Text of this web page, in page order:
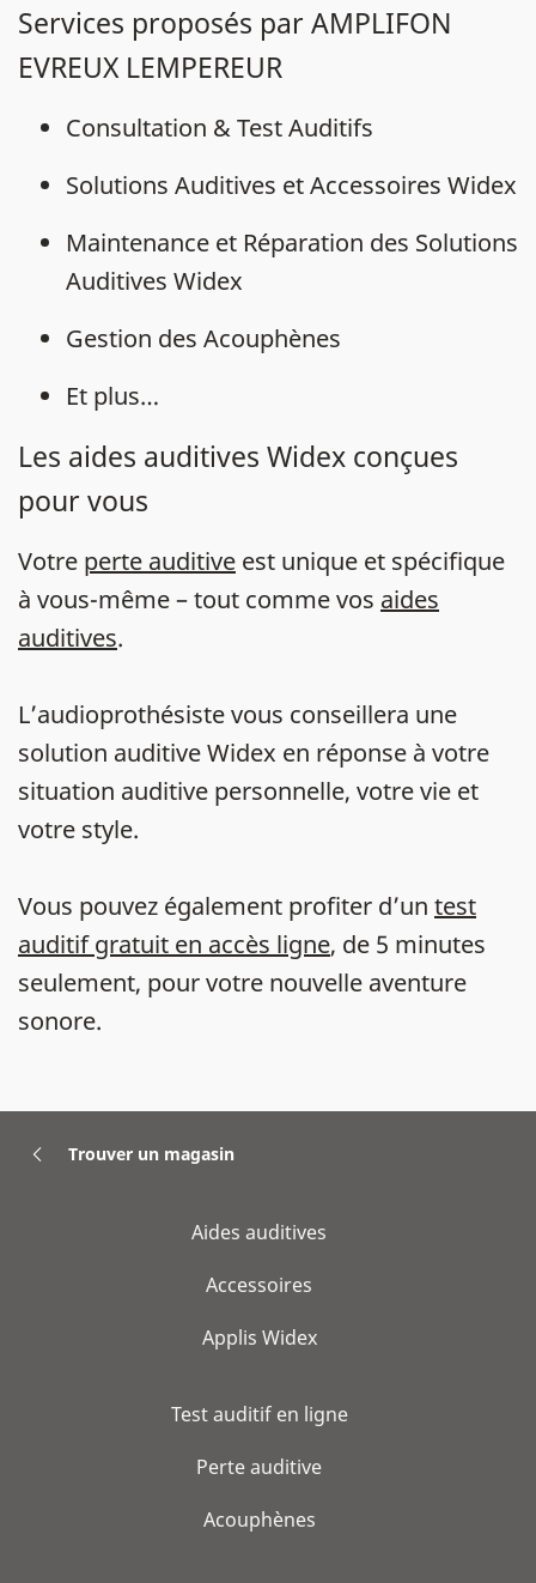
Services proposés par AMPLIFON
EVREUX LEMPEREUR
Consultation & Test Auditifs
Solutions Auditives et Accessoires Widex
Maintenance et Réparation des Solutions
Auditives Widex
Gestion des Acouphènes
Et plus…
Les aides auditives Widex conçues
pour vous
Votre perte auditive est unique et spécifique
à vous-même – tout comme vos aides
auditives.
L’audioprothésiste vous conseillera une
solution auditive Widex en réponse à votre
situation auditive personnelle, votre vie et
votre style.
Vous pouvez également profiter d’un test
auditif gratuit en accès ligne, de 5 minutes
seulement, pour votre nouvelle aventure
sonore.
Trouver un magasin
Aides auditives
Accessoires
Applis Widex
Test auditif en ligne
Perte auditive
Acouphènes